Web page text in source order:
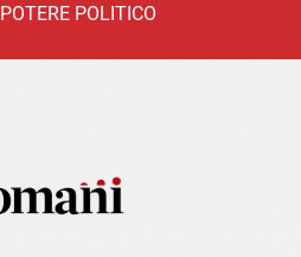
POTERE POLITICO